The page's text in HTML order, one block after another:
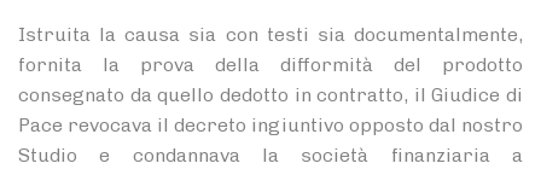
Istruita la causa sia con testi sia documentalmente,
fornita la prova della difformità del prodotto
consegnato da quello dedotto in contratto, il Giudice di
Pace revocava il decreto ingiuntivo opposto dal nostro
Studio e condannava la società finanziaria a